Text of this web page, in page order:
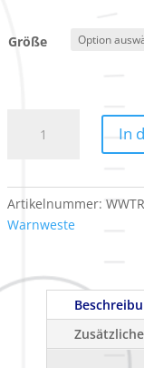
Größe
Reißverschluss
Menge
In
Artikelnummer: WWTR
Warnweste